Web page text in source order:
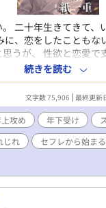
二十年生きてきて、
に、恋をしたこともな
うが、 性欲と恋愛で
衝動が、 俺を襲うこと
まず去るもの追わずな
エッチな実験的ラブ
リス／ムーンライト
クシャリティに触れる
図はなく、物語とし
続きを読む
文字数 75,906 最終更新
攻め 年下受け
じれ セフレから始ま